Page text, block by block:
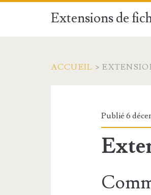
Extensions de
ACCUEIL >
Publié 6